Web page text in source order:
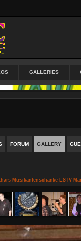
GALLERIES
FORUM GALLERY
Musikantenschänke LSTV